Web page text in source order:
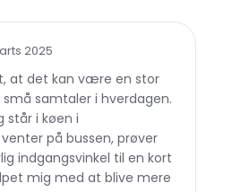
2025
at det kan være en stor
samtaler i hverdagen.
står i køen i
på bussen, prøver
indgangsvinkel til en kort
mig med at blive mere